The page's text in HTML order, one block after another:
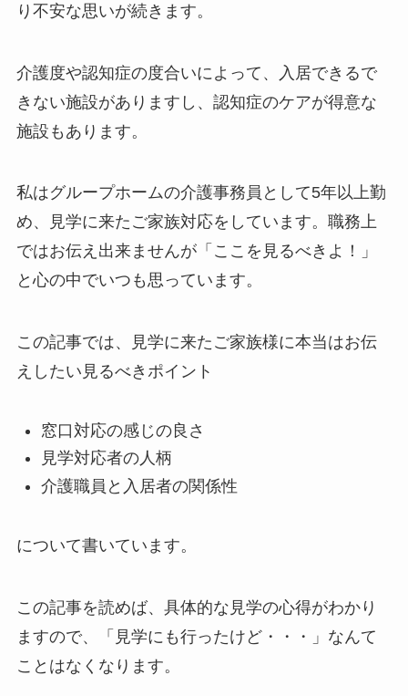
り不安な思いが続きます。
介護度や認知症の度合いによって、入居できるで
きない施設がありますし、認知症のケアが得意な
施設もあります。
私はグループホームの介護事務員として5年以上勤
め、見学に来たご家族対応をしています。職務上
ではお伝え出来ませんが「ここを見るべきよ！」
と心の中でいつも思っています。
この記事では、見学に来たご家族様に本当はお伝
えしたい見るべきポイント
窓口対応の感じの良さ
見学対応者の人柄
介護職員と入居者の関係性
について書いています。
この記事を読めば、具体的な見学の心得がわかり
ますので、「見学にも行ったけど・・・」なんて
ことはなくなります。